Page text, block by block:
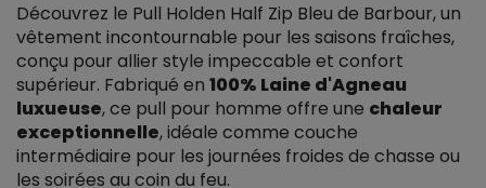
Découvrez le Pull Holden Half Zip Bleu de Barbour, un
vêtement incontournable pour les saisons fraîches,
conçu pour allier style impeccable et confort
supérieur. Fabriqué en 100% Laine d'Agneau
luxueuse, ce pull pour homme offre une chaleur
exceptionnelle, idéale comme couche
intermédiaire pour les journées froides de chasse ou
les soirées au coin du feu.